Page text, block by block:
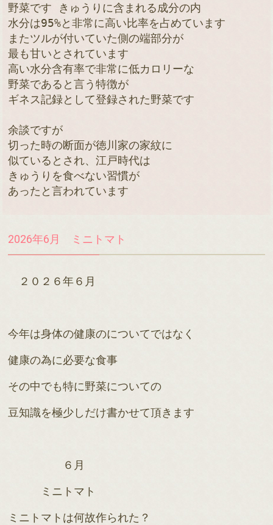
野菜です きゅうりに含まれる成分の内
水分は95%と非常に高い比率を占めています
またツルが付いていた側の端部分が
最も甘いとされています
高い水分含有率で非常に低カロリーな
野菜であると言う特徴が
ギネス記録として登録された野菜です
余談ですが
切った時の断面が徳川家の家紋に
似ているとされ、江戸時代は
きゅうりを食べない習慣が
あったと言われています
2026年6月 ミニトマト
２０２６年６月
今年は身体の健康のについてではなく
健康の為に必要な食事
その中でも特に野菜についての
豆知識を極少しだけ書かせて頂きます
６ 月
ミニトマト
ミニトマトは何故作られた？